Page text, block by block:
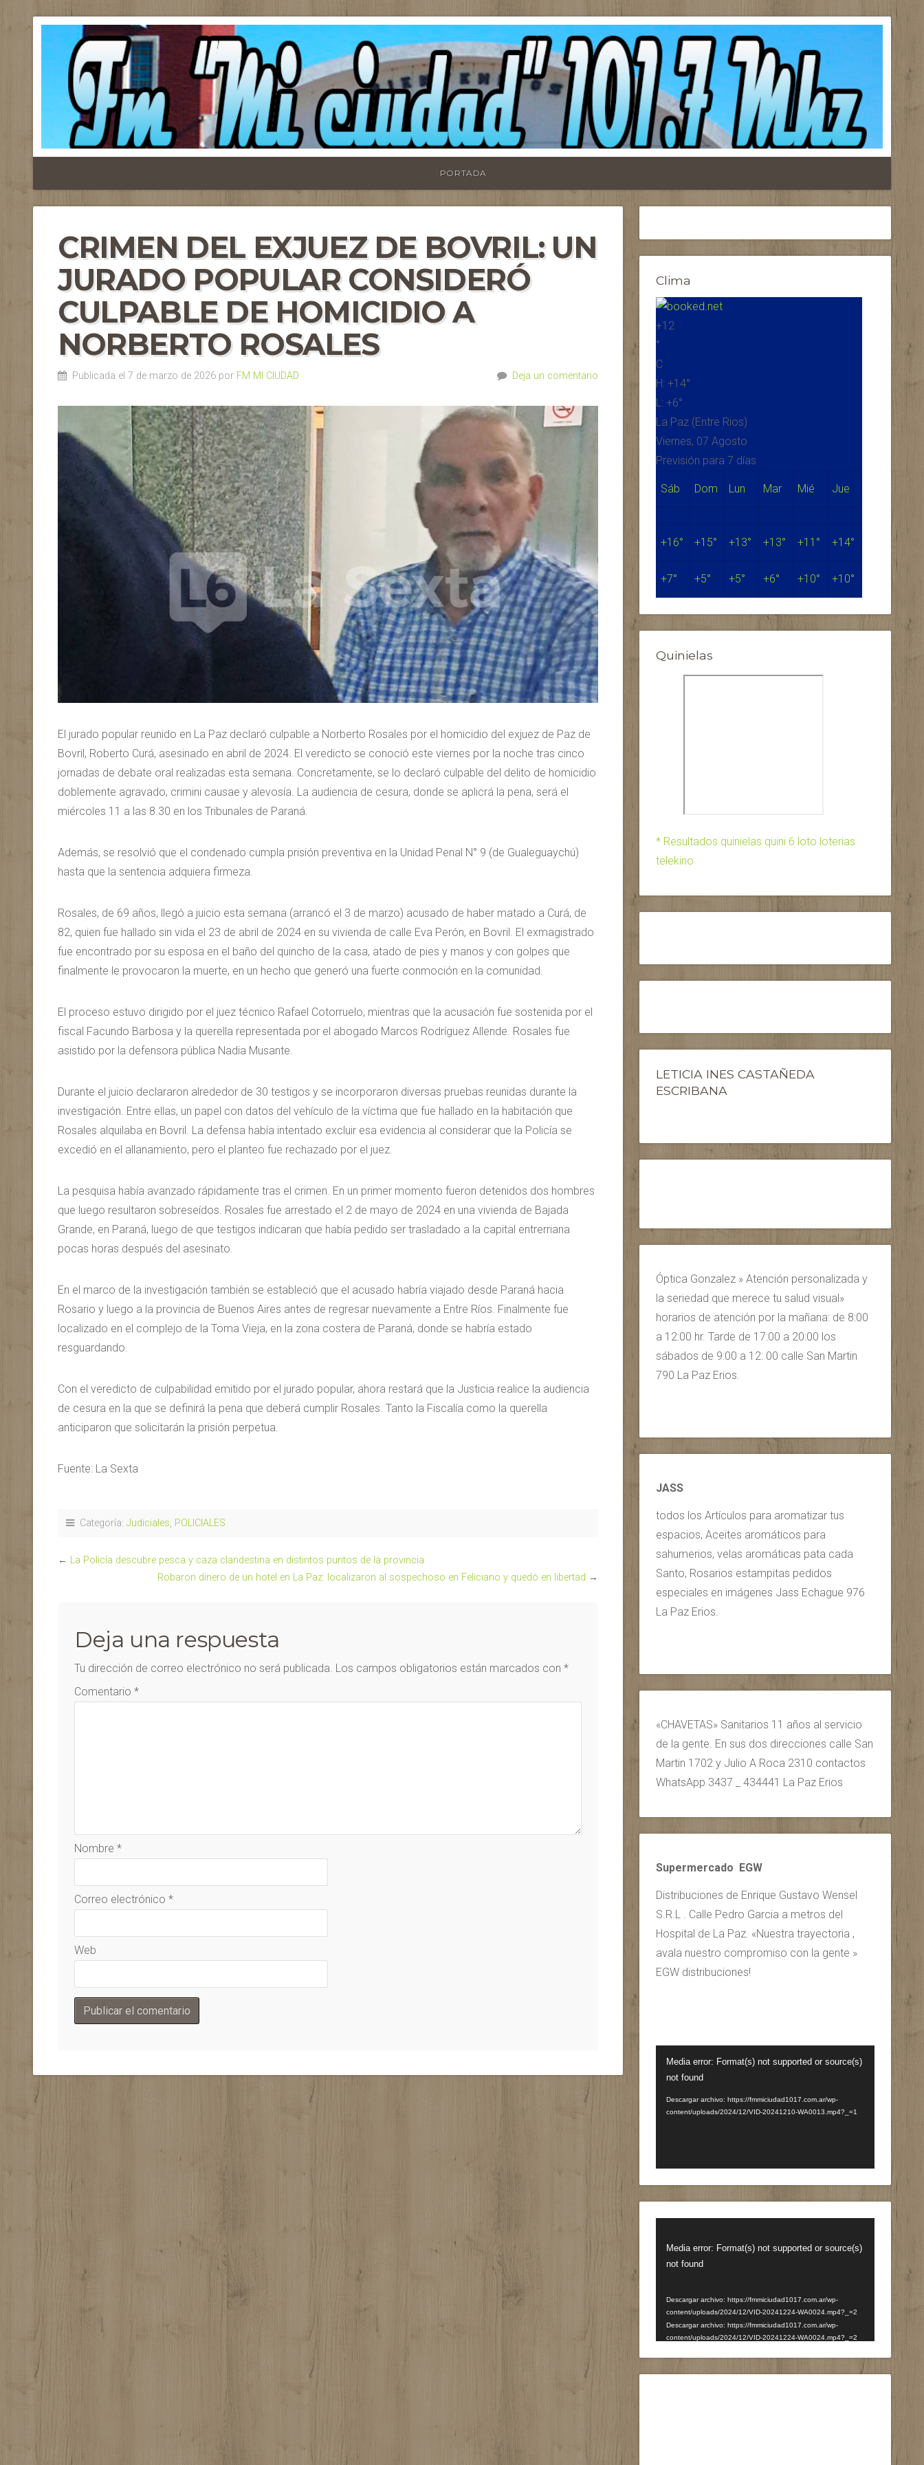
PORTADA
CRIMEN DEL EXJUEZ DE BOVRIL: UN
JURADO POPULAR CONSIDERÓ
CULPABLE DE HOMICIDIO A
NORBERTO ROSALES
Publicada el 7 de marzo de 2026 por FM MI CIUDAD Deja un comentario
El jurado popular reunido en La Paz declaró culpable a Norberto Rosales por el homicidio del exjuez de Paz de
Bovril, Roberto Curá, asesinado en abril de 2024. El veredicto se conoció este viernes por la noche tras cinco
jornadas de debate oral realizadas esta semana. Concretamente, se lo declaró culpable del delito de homicidio
doblemente agravado, crimini causae y alevosía. La audiencia de cesura, donde se aplicrá la pena, será el
miércoles 11 a las 8.30 en los Tribunales de Paraná.
Además, se resolvió que el condenado cumpla prisión preventiva en la Unidad Penal N° 9 (de Gualeguaychú)
hasta que la sentencia adquiera firmeza.
Rosales, de 69 años, llegó a juicio esta semana (arrancó el 3 de marzo) acusado de haber matado a Curá, de
82, quien fue hallado sin vida el 23 de abril de 2024 en su vivienda de calle Eva Perón, en Bovril. El exmagistrado
fue encontrado por su esposa en el baño del quincho de la casa, atado de pies y manos y con golpes que
finalmente le provocaron la muerte, en un hecho que generó una fuerte conmoción en la comunidad.
El proceso estuvo dirigido por el juez técnico Rafael Cotorruelo, mientras que la acusación fue sostenida por el
fiscal Facundo Barbosa y la querella representada por el abogado Marcos Rodríguez Allende. Rosales fue
asistido por la defensora pública Nadia Musante.
Durante el juicio declararon alrededor de 30 testigos y se incorporaron diversas pruebas reunidas durante la
investigación. Entre ellas, un papel con datos del vehículo de la víctima que fue hallado en la habitación que
Rosales alquilaba en Bovril. La defensa había intentado excluir esa evidencia al considerar que la Policía se
excedió en el allanamiento, pero el planteo fue rechazado por el juez.
La pesquisa había avanzado rápidamente tras el crimen. En un primer momento fueron detenidos dos hombres
que luego resultaron sobreseídos. Rosales fue arrestado el 2 de mayo de 2024 en una vivienda de Bajada
Grande, en Paraná, luego de que testigos indicaran que había pedido ser trasladado a la capital entrerriana
pocas horas después del asesinato.
En el marco de la investigación también se estableció que el acusado habría viajado desde Paraná hacia
Rosario y luego a la provincia de Buenos Aires antes de regresar nuevamente a Entre Ríos. Finalmente fue
localizado en el complejo de la Toma Vieja, en la zona costera de Paraná, donde se habría estado
resguardando.
Con el veredicto de culpabilidad emitido por el jurado popular, ahora restará que la Justicia realice la audiencia
de cesura en la que se definirá la pena que deberá cumplir Rosales. Tanto la Fiscalía como la querella
anticiparon que solicitarán la prisión perpetua.
Fuente: La Sexta
Categoría: Judiciales, POLICIALES
← La Policía descubre pesca y caza clandestina en distintos puntos de la provincia
Robaron dinero de un hotel en La Paz: localizaron al sospechoso en Feliciano y quedó en libertad →
Deja una respuesta
Tu dirección de correo electrónico no será publicada. Los campos obligatorios están marcados con *
Comentario *
Nombre *
Correo electrónico *
Web
Clima
+12
°
C
H: +14°
L: +6°
La Paz (Entre Rios)
Viernes, 07 Agosto
Previsión para 7 días
Sáb Dom Lun Mar Mié Jue
+16° +15° +13° +13° +11° +14°
+7° +5° +5° +6° +10° +10°
Quinielas
* Resultados quinielas quini 6 loto loterias
telekino
LETICIA INES CASTAÑEDA
ESCRIBANA
Óptica Gonzalez » Atención personalizada y
la seriedad que merece tu salud visual»
horarios de atención por la mañana: de 8:00
a 12:00 hr. Tarde de 17:00 a 20:00 los
sábados de 9:00 a 12: 00 calle San Martin
790 La Paz Erios.
JASS
todos los Artículos para aromatizar tus
espacios, Aceites aromáticos para
sahumerios, velas aromáticas pata cada
Santo, Rosarios estampitas pedidos
especiales en imágenes Jass Echague 976
La Paz Erios.
«CHAVETAS» Sanitarios 11 años al servicio
de la gente. En sus dos direcciones calle San
Martin 1702 y Julio A Roca 2310 contactos
WhatsApp 3437 _ 434441 La Paz Erios
Supermercado EGW
Distribuciones de Enrique Gustavo Wensel
S.R.L . Calle Pedro Garcia a metros del
Hospital de La Paz. «Nuestra trayectoria ,
avala nuestro compromiso con la gente »
EGW distribuciones!
de
Media error: Format(s) not supported or source(s)
not found
Descargar archivo: https://fmmiciudad1017.com.ar/wp-
content/uploads/2024/12/VID-20241210-WA0013.mp4?_=1
de
vídeo
Media error: Format(s) not supported or source(s)
not found
Descargar archivo: https://fmmiciudad1017.com.ar/wp-
content/uploads/2024/12/VID-20241224-WA0024.mp4?_=2
Descargar archivo: https://fmmiciudad1017.com.ar/wp-
content/uploads/2024/12/VID-20241224-WA0024.mp4?_=2